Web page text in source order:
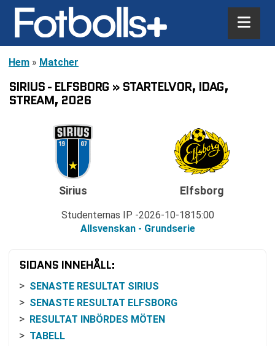
Hem » Matcher
SIRIUS - ELFSBORG » STARTELVOR, IDAG,
STREAM, 2026
Sirius
Studenternas IP 2026-10-1815:00
Allsvenskan - Grundserie
Elfsborg
SIDANS INNEHÅLL:
SENASTE RESULTAT SIRIUS
SENASTE RESULTAT ELFSBORG
RESULTAT INBÖRDES MÖTEN
TABELL